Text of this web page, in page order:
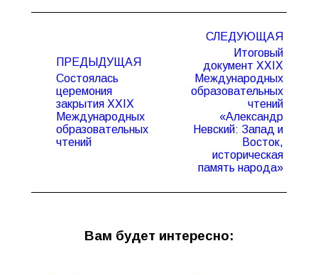
записям
ПРЕДЫДУЩАЯ
Предыдущая
запись:
Состоялась
церемония
закрытия XXIX
Международных
образовательных
чтений
СЛЕДУЮЩАЯ
Следующая
запись:
Итоговый
документ XXIX
Международных
образовательных
чтений
«Александр
Невский: Запад и
Восток,
историческая
память народа»
Вам будет интересно: